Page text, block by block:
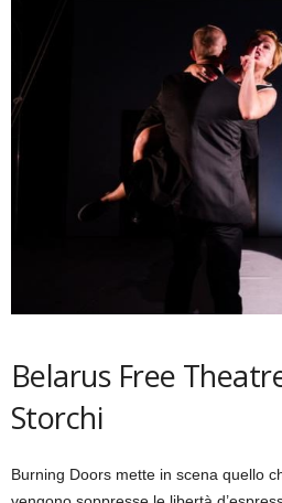
Belarus Free
Storchi
Burning Doors mette in scena quello